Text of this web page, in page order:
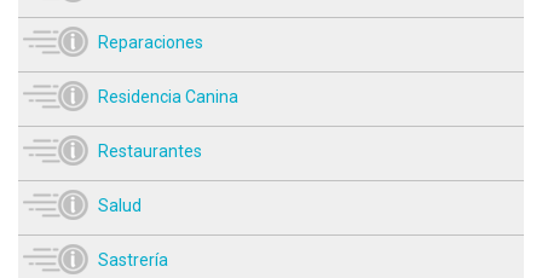
Reparaciones
Residencia Canina
Restaurantes
Salud
Sastrería